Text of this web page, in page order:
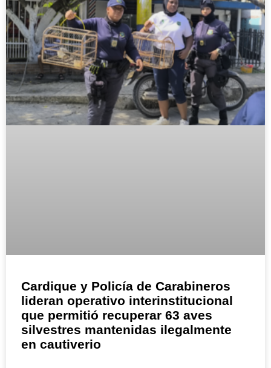
Cardique y Policía de Carabineros
lideran operativo interinstitucional
que permitió recuperar 63 aves
silvestres mantenidas ilegalmente
en cautiverio